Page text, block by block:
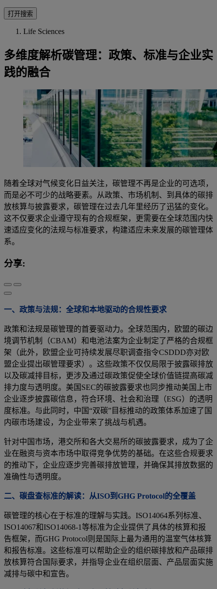
打开搜索
Life Sciences
多维度解析碳管理：政策、标准与企业实
践的融合
随着全球对气候变化日益关注，碳管理不再是企业的可选项，
而是必不可少的战略要素。从政策、市场机制、到具体的碳排
放核算与披露要求，碳管理在过去几年里经历了迅猛的变化。
这不仅要求企业遵守现有的合规框架，更需要在全球范围内快
速适应变化的法规与标准要求，构建适应未来发展的碳管理体
系。
分享:
一、政策与法规：全球和本地驱动的合规性要求
政策和法规是碳管理的首要驱动力。全球范围内，欧盟的碳边
境调节机制（CBAM）和电池法案为企业制定了严格的合规框
架（此外，欧盟企业可持续发展尽职调查指令CSDDD亦对欧
盟企业提出碳管理要求）。这些政策不仅仅局限于披露碳排放
以及碳减排目标，更涉及通过碳政策促使全球价值链提高碳减
排力度与透明度。美国SEC的碳披露要求也同步推动美国上市
企业逐步披露碳信息，符合环境、社会和治理（ESG）的透明
度标准。与此同时，中国“双碳”目标推动的政策体系加速了国
内碳市场建设，为企业带来了挑战与机遇。
针对中国市场，港交所和各大交易所的碳披露要求，成为了企
业在融资与资本市场中取得竞争优势的基础。在这些合规要求
的推动下，企业应逐步完善碳排放管理，并确保其排放数据的
准确性与透明度。
二、碳盘查标准的解读：从ISO到GHG Protocol的全覆盖
碳管理的核心在于标准的理解与实践。ISO14064系列标准、
ISO14067和ISO14068-1等标准为企业提供了具体的核算和报
告框架，而GHG Protocol则是国际上最为通用的温室气体核算
和报告标准。这些标准可以帮助企业的组织碳排放和产品碳排
放核算符合国际要求，并指导企业在组织层面、产品层面实施
减排与碳中和宣告。